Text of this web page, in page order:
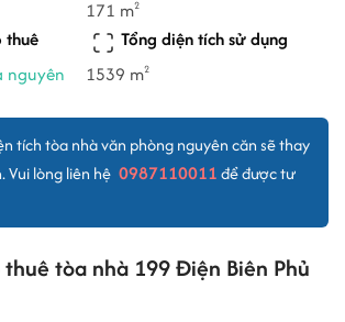
171 m2
thuê
nguyên
Tổng diện tích sử dụng
1539 m2
tích tòa nhà văn phòng nguyên căn sẽ thay
Vui lòng liên hệ 0987110011để được tư
tòa nhà 199 Điện Biên Phủ